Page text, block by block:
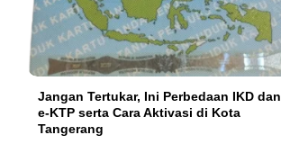
Jangan Tertukar, Ini Perbedaan IKD dan
e-KTP serta Cara Aktivasi di Kota
Tangerang